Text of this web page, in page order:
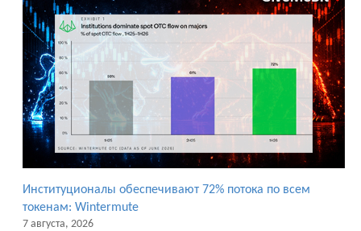
Институционалы обеспечивают 72% потока по всем
токенам: Wintermute
7 августа, 2026